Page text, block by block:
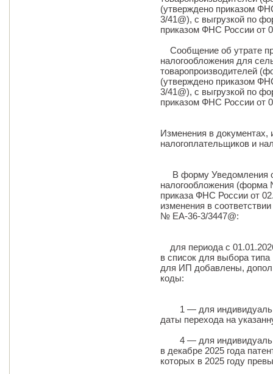
(утверждено приказом
3/41@), с выгрузкой по
приказом ФНС России
Сообщение об утрате
налогообложения для
товаропроизводителей
(утверждено приказом
3/41@), с выгрузкой по
приказом ФНС России
Изменения в документах,
налогоплательщиков и
В форму Уведомления о
налогообложения
приказа ФНС России от
изменения в
№ ЕА-36-3/3447@:
для периода с
в список для выбора
для ИП добавлены,
коды:
1 — для
даты перехода на
4 — для
в декабре 2025 года
которых в 2025 году